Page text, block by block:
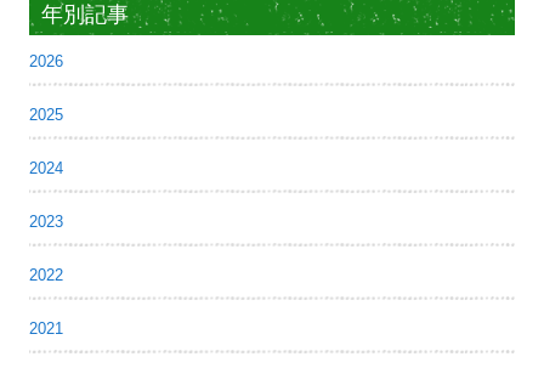
年別記事
2026
2025
2024
2023
2022
2021